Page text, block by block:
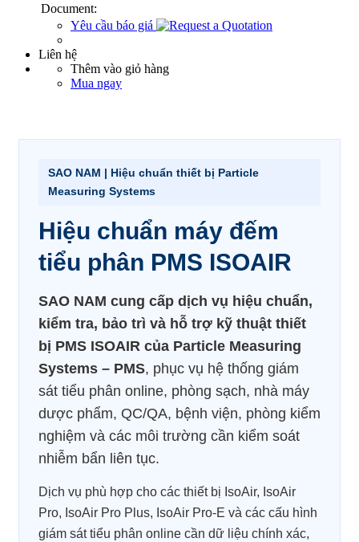
Document:
Yêu cầu báo giá
Liên hệ
Thêm vào giỏ hàng
Mua ngay
SAO NAM | Hiệu chuẩn thiết bị Particle
Measuring Systems
Hiệu chuẩn máy đếm
tiểu phân PMS ISOAIR
SAO NAM cung cấp dịch vụ hiệu chuẩn,
kiểm tra, bảo trì và hỗ trợ kỹ thuật thiết
bị PMS ISOAIR của Particle Measuring
Systems – PMS, phục vụ hệ thống giám
sát tiểu phân online, phòng sạch, nhà máy
dược phẩm, QC/QA, bệnh viện, phòng kiểm
nghiệm và các môi trường cần kiểm soát
nhiễm bẩn liên tục.
Dịch vụ phù hợp cho các thiết bị IsoAir, IsoAir
Pro, IsoAir Pro Plus, IsoAir Pro-E và các cấu hình
giám sát tiểu phân online cần dữ liệu chính xác,